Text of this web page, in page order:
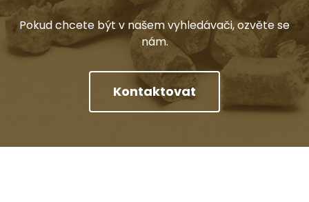
Pokud chcete být v našem vyhledávači, ozvěte se
nám.
Kontaktovat